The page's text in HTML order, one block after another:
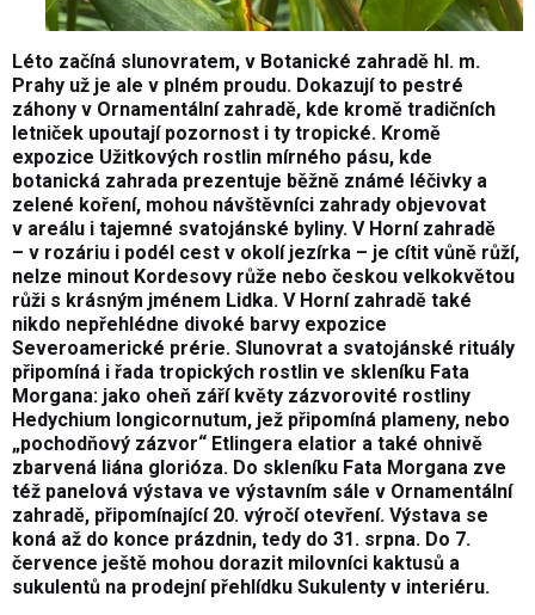
Léto začíná slunovratem, v Botanické zahradě hl. m.
Prahy už je ale v plném proudu. Dokazují to pestré
záhony v Ornamentální zahradě, kde kromě tradičních
letniček upoutají pozornost i ty tropické. Kromě
expozice Užitkových rostlin mírného pásu, kde
botanická zahrada prezentuje běžně známé léčivky a
zelené koření, mohou návštěvníci zahrady objevovat
v areálu i tajemné svatojánské byliny. V Horní zahradě
– v rozáriu i podél cest v okolí jezírka – je cítit vůně růží,
nelze minout Kordesovy růže nebo českou velkokvětou
růži s krásným jménem Lidka. V Horní zahradě také
nikdo nepřehlédne divoké barvy expozice
Severoamerické prérie. Slunovrat a svatojánské rituály
připomíná i řada tropických rostlin ve skleníku Fata
Morgana: jako oheň září květy zázvorovité rostliny
Hedychium longicornutum, jež připomíná plameny, nebo
„pochodňový zázvor“ Etlingera elatior a také ohnivě
zbarvená liána glorióza. Do skleníku Fata Morgana zve
též panelová výstava ve výstavním sále v Ornamentální
zahradě, připomínající 20. výročí otevření. Výstava se
koná až do konce prázdnin, tedy do 31. srpna. Do 7.
července ještě mohou dorazit milovníci kaktusů a
sukulentů na prodejní přehlídku Sukulenty v interiéru.